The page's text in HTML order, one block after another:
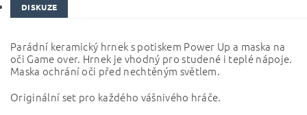
DISKUZE
Parádní keramický hrnek s potiskem Power Up a maska na
oči Game over. Hrnek je vhodný pro studené i teplé nápoje.
Maska ochrání oči před nechtěným světlem.
Originální set pro každého vášnivého hráče.